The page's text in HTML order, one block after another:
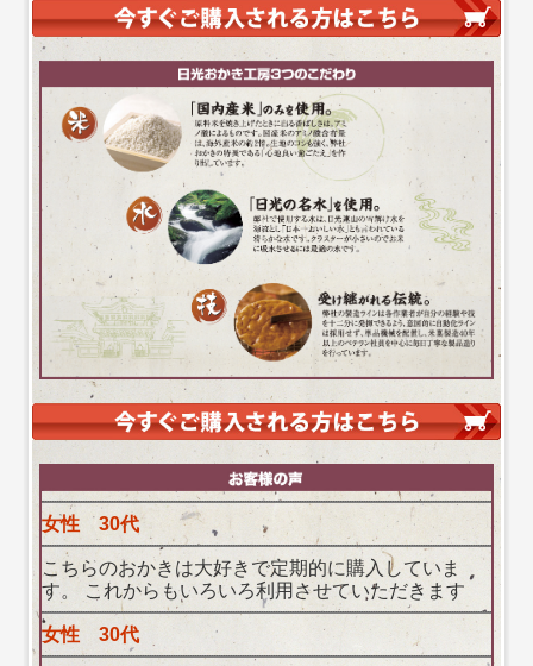
女性 30代
こちらのおかきは大好きで定期的に購入していま
す。 これからもいろいろ利用させていただきます
女性 30代